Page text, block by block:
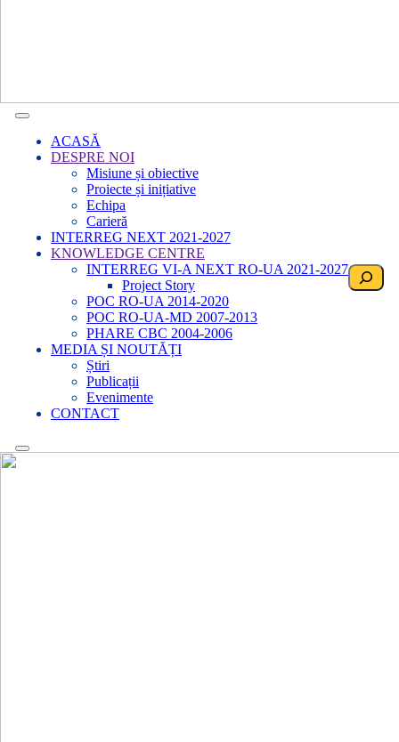
ACASĂ
DESPRE NOI
Misiune și obiective
Proiecte și inițiative
Echipa
Carieră
INTERREG NEXT 2021-2027
KNOWLEDGE CENTRE
INTERREG VI-A NEXT RO-UA 2021-2027
Project Story
POC RO-UA 2014-2020
POC RO-UA-MD 2007-2013
PHARE CBC 2004-2006
MEDIA ȘI NOUTĂȚI
Știri
Publicații
Evenimente
CONTACT
Search